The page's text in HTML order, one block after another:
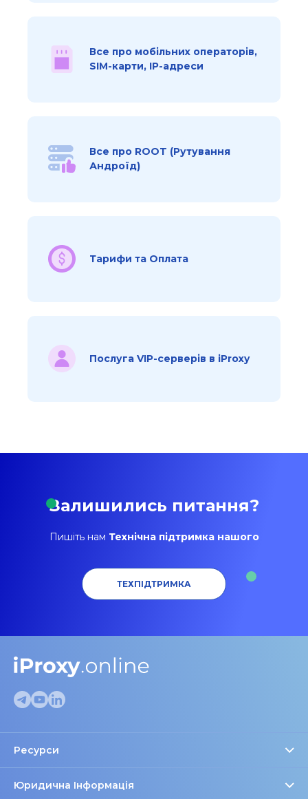
Все про мобільних операторів,
SIM-карти, IP-адреси
Все про ROOT (Рутування
Андроїд)
Тарифи та Оплата
Послуга VIP-серверів в iProxy
Залишились питання?
Пишіть нам Технічна підтримка нашого
ТЕХПІДТРИМКА
Ресурси
FAQ
Юридична Інформація